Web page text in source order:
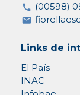
(00598)
Links de
El País
INAC